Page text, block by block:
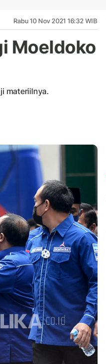
Rabu 10 Nov 2021 16:32 WIB
Moeldoko
materiilnya.